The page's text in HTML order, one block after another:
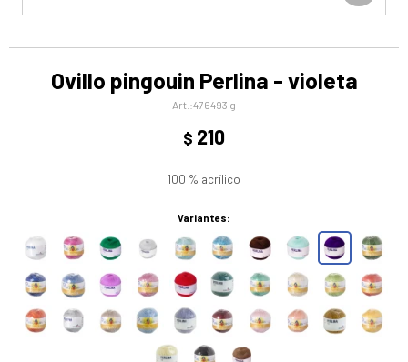
Ovillo pingouin Perlina - violeta
476493 g
$ 210
100 % acrílico
Variantes: